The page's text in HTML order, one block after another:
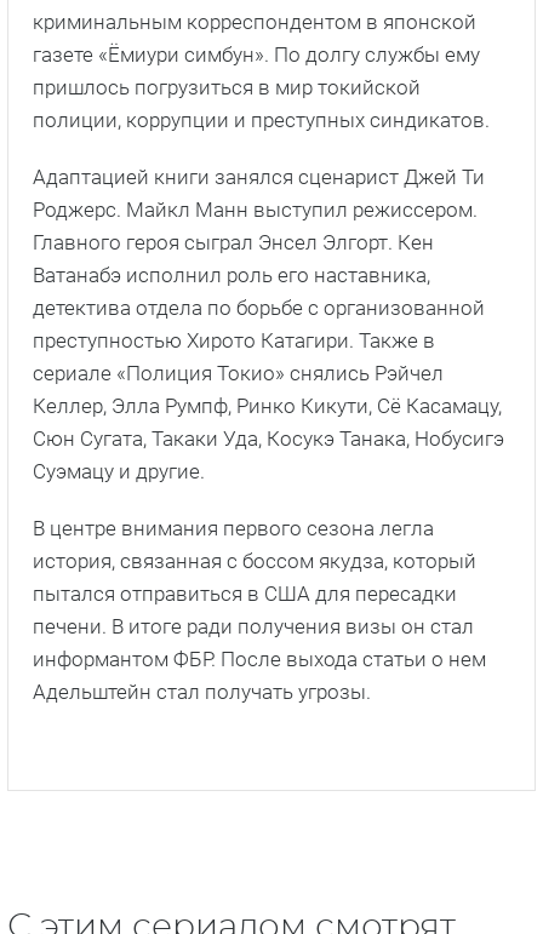
криминальным корреспондентом в японской
газете «Ёмиури симбун». По долгу службы ему
пришлось погрузиться в мир токийской
полиции, коррупции и преступных синдикатов.
Адаптацией книги занялся сценарист Джей Ти
Роджерс. Майкл Манн выступил режиссером.
Главного героя сыграл Энсел Элгорт. Кен
Ватанабэ исполнил роль его наставника,
детектива отдела по борьбе с организованной
преступностью Хирото Катагири. Также в
сериале «Полиция Токио» снялись Рэйчел
Келлер, Элла Румпф, Ринко Кикути, Сё Касамацу,
Сюн Сугата, Такаки Уда, Косукэ Танака, Нобусигэ
Суэмацу и другие.
В центре внимания первого сезона легла
история, связанная с боссом якудза, который
пытался отправиться в США для пересадки
печени. В итоге ради получения визы он стал
информантом ФБР. После выхода статьи о нем
Адельштейн стал получать угрозы.